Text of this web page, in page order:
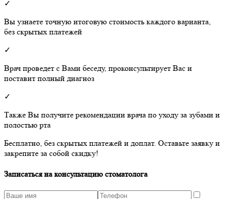
✓
Вы узнаете точную итоговую стоимость каждого варианта,
без скрытых платежей
✓
Врач проведет с Вами беседу, проконсультирует Вас и
поставит полный диагноз
✓
Также Вы получите рекомендации врача по уходу за зубами и
полостью рта
Бесплатно, без скрытых платежей и доплат. Оставьте заявку и
закрепите за собой скидку!
Записаться на консультацию стоматолога